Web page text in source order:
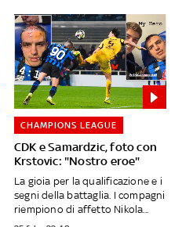
CDK e Samardzic, foto con
Krstovic: "Nostro eroe"
CHAMPIONS LEAGUE
La gioia per la qualificazione e i
segni della battaglia. I compagni
riempiono di affetto Nikola...